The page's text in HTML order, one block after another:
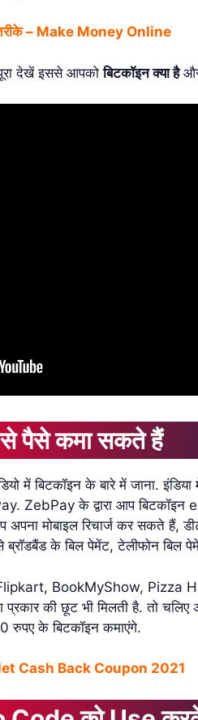
– Make Money Online
पूरा देखें इससे आपकोबिटकॉइन क्या हैऔर
पैसे कमा सकते हैं
में बिटकॉइन के बारे में जाना.
ZebPay के द्वारा आप
मोबाइल रिचार्ज कर सकते हैं,
के बिल पेमेंट, टेलीफोन बिल
BookMyShow, Pizza
की छूट भी मिलती है. तो
रुपए के बिटकॉइन कमाएंगे.
Cash Back Coupon 2021